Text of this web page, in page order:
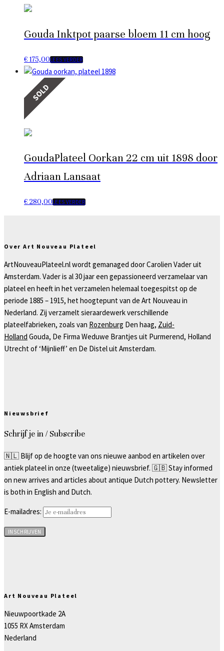
Gouda Inktpot paarse bloem 11 cm hoog
€ 175,00LEES VERDER
SOLD
GoudaPlateel Oorkan 22 cm uit 1898 door
Adriaan Lansaat
€ 280,00LEES VERDER
Over Art Nouveau Plateel
ArtNouveauPlateel.nl wordt gemanaged door Carolien Vader uit
Amsterdam. Vader is al 30 jaar een gepassioneerd verzamelaar van
plateel en heeft in het verzamelen helemaal toegespitst op de
periode 1885 – 1915, het hoogtepunt van de Art Nouveau in
Nederland. Zij verzamelt sieraardewerk verschillende
plateelfabrieken, zoals van Rozenburg Den haag, Zuid-
Holland Gouda, De Firma Weduwe Brantjes uit Purmerend, Holland
Utrecht of ‘Mijnlieff’ en De Distel uit Amsterdam.
Nieuwsbrief
Schrijf je in / Subscribe
🇳🇱 Blijf op de hoogte van ons nieuwe aanbod en artikelen over
antiek plateel in onze (tweetalige) nieuwsbrief. 🇬🇧 Stay informed
on new arrives and articles about antique Dutch pottery. Newsletter
is both in English and Dutch.
E-mailadres:
Art Nouveau Plateel
Nieuwpoortkade 2A
1055 RX Amsterdam
Nederland